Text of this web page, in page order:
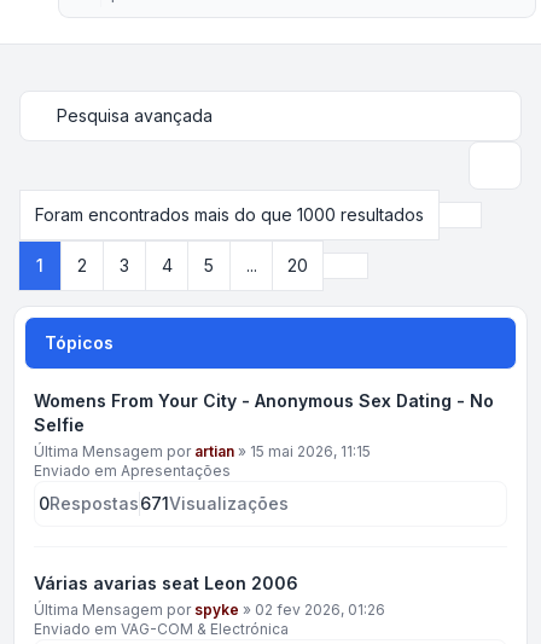
Pesquisa avançada
Foram encontrados mais do que 1000 resultados
Página
1
2 3 4 5 ... 20
Tópicos
Womens From Your City - Anonymous Sex Dating - No
Selfie
Última Mensagem por artian » 15 mai 2026, 11:15
Enviado em Apresentações
0Respostas671Visualizações
Várias avarias seat Leon 2006
Última Mensagem por spyke » 02 fev 2026, 01:26
Enviado em VAG-COM & Electrónica